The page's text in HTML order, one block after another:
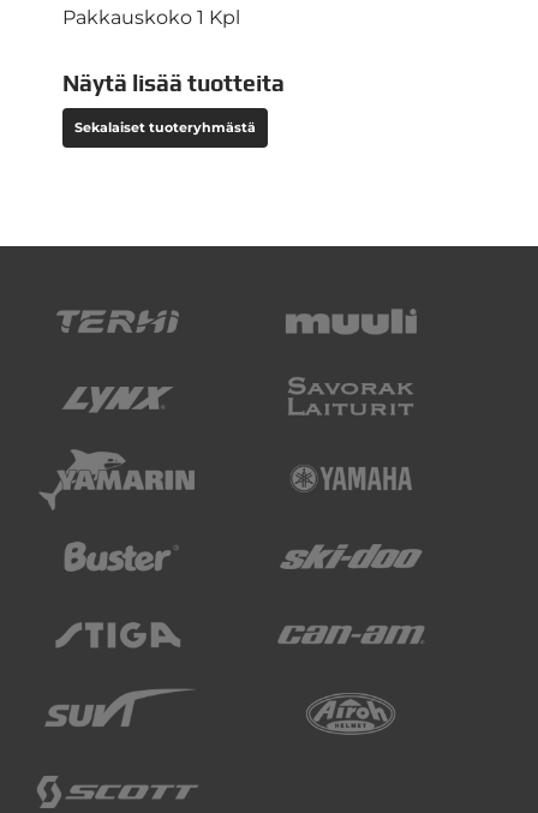
Pakkauskoko 1 Kpl
Näytä lisää tuotteita
Sekalaiset tuoteryhmästä